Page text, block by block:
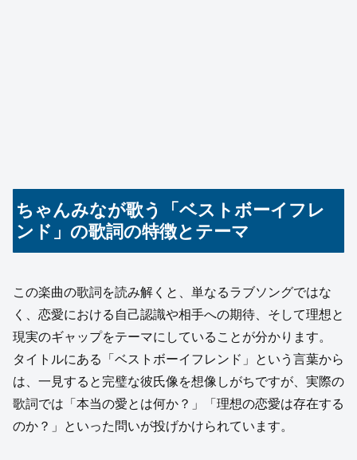
ちゃんみなが歌う「ベストボーイフレ
ンド」の歌詞の特徴とテーマ
この楽曲の歌詞を読み解くと、単なるラブソングではな
く、恋愛における自己認識や相手への期待、そして理想と
現実のギャップをテーマにしていることが分かります。
タイトルにある「ベストボーイフレンド」という言葉から
は、一見すると完璧な彼氏像を想像しがちですが、実際の
歌詞では「本当の愛とは何か？」「理想の恋愛は存在する
のか？」といった問いが投げかけられています。